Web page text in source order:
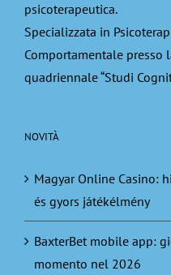
psicoterapeutica.
Specializzata in
Comportamentale presso
quadriennale “Studi
NOVITÀ
Magyar Online Casino:
és gyors játékélmény
BaxterBet mobile app:
momento nel 2026